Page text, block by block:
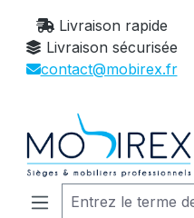
Passer au contenu principal
Livraison rapide
Livraison sécurisée
contact@mobirex.fr